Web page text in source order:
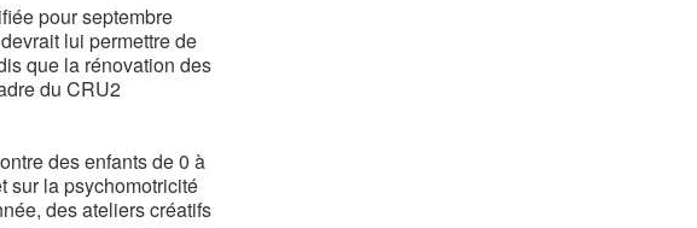
pour septembre
lui permettre de
que la rénovation des
du CRU2
des enfants de 0 à
sur la psychomotricité
des ateliers créatifs